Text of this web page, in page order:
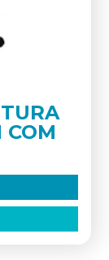
COM